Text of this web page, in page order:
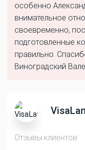
особенно
внимательное
своевременно,
подготовленные
правильно.
Виноградский
Отзывы клиентов